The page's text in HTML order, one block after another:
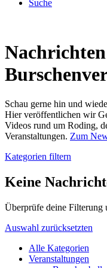
Suche
Schau gerne hin und
Hier veröffentlichen wir
Videos rund um Roding,
Veranstaltungen. Zum
Kategorien filtern
Keine
Überprüfe deine Filterung
Auswahl zurücksetzten
Alle Kategorien
Veranstaltungen